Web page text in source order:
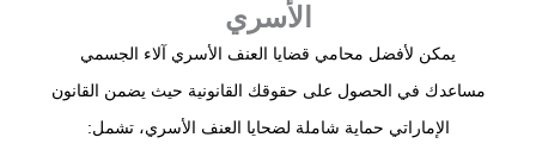
الأسري
يمكن لأفضل محامي قضايا العنف الأسري آلاء الجسمي
مساعدك في الحصول على حقوقك القانونية حيث يضمن القانون
الإماراتي حماية شاملة لضحايا العنف الأسري، تشمل: